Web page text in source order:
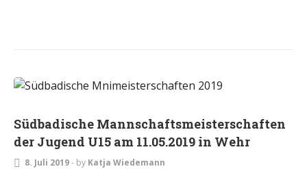
Südbadische Mannschaftsmeisterschaften
der Jugend U15 am 11.05.2019 in Wehr
8. Juli 2019- by Katja Wiedemann